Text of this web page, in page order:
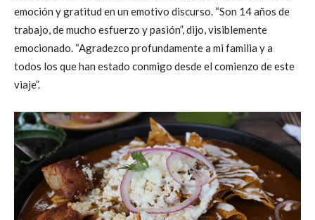
emoción y gratitud en un emotivo discurso. “Son 14 años de
trabajo, de mucho esfuerzo y pasión”, dijo, visiblemente
emocionado. “Agradezco profundamente a mi familia y a
todos los que han estado conmigo desde el comienzo de este
viaje”.